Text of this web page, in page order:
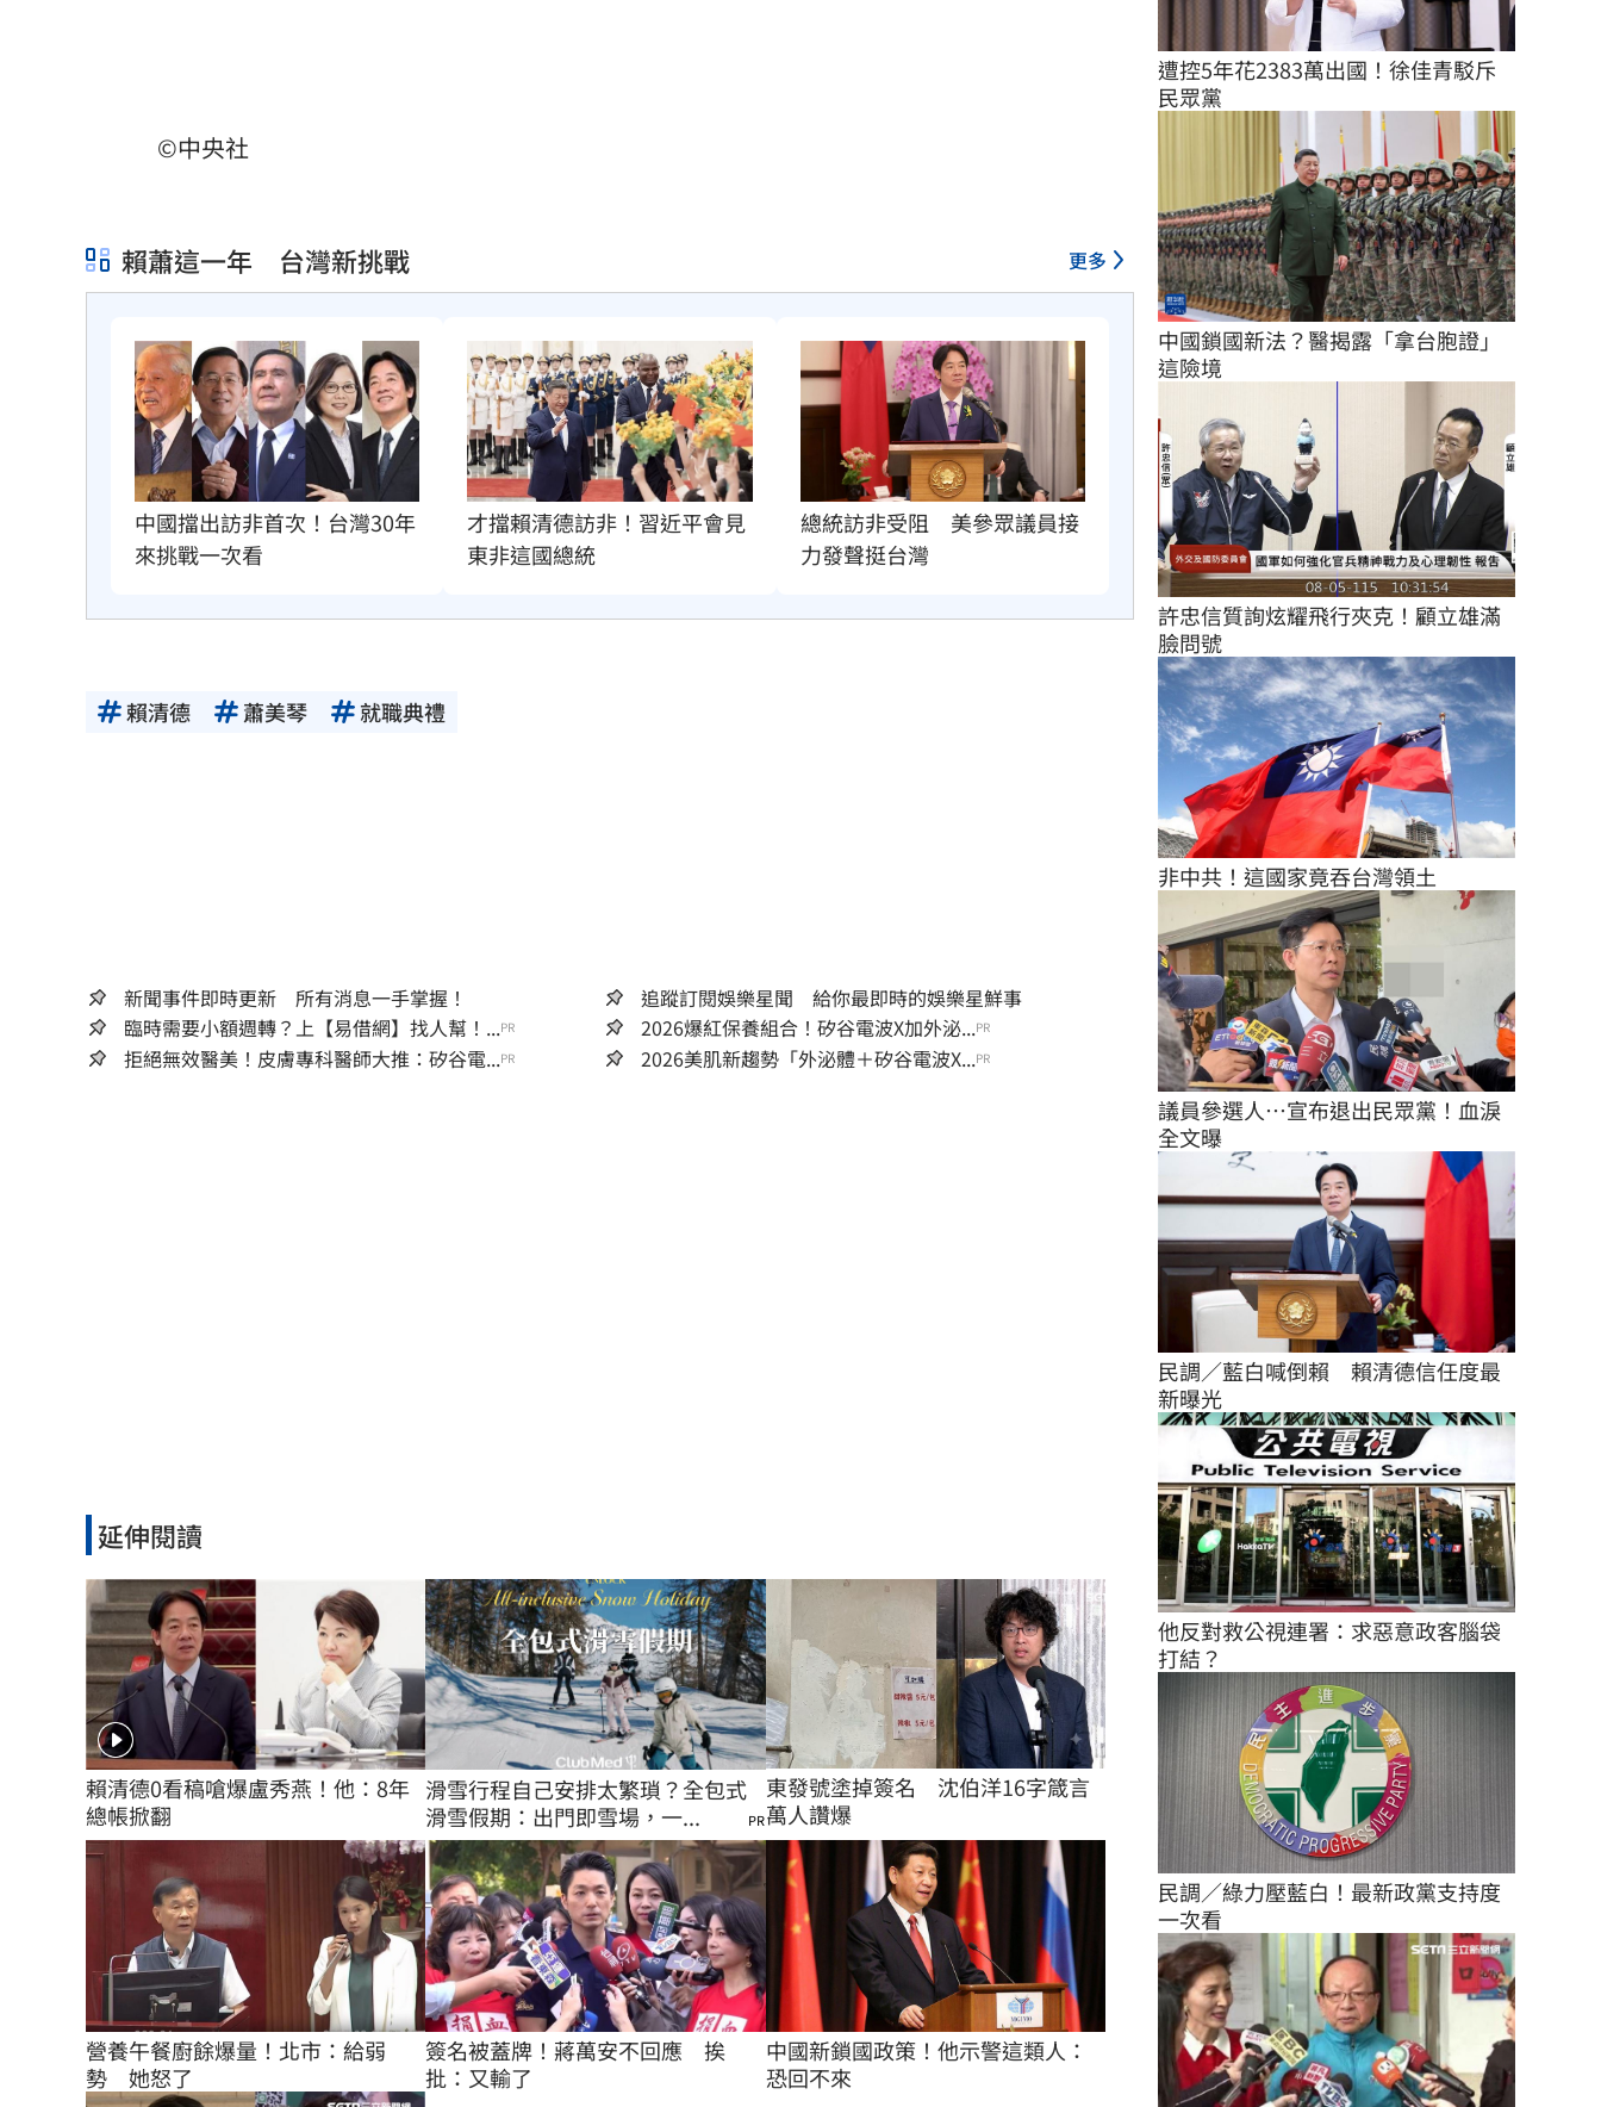
©中央社
賴蕭這一年 台灣新挑戰 更多
中國擋出訪非首次！台灣30年
來挑戰一次看
才擋賴清德訪非！習近平會見
東非這國總統
總統訪非受阻　美參眾議員接
力發聲挺台灣
賴清德 蕭美琴 就職典禮
新聞事件即時更新 所有消息一手掌握！
追蹤訂閱娛樂星聞 給你最即時的娛樂星鮮事
臨時需要小額週轉？上【易借網】找人幫！...PR 2026爆紅保養組合！矽谷電波X加外泌...PR
拒絕無效醫美！皮膚專科醫師大推：矽谷電...PR 2026美肌新趨勢「外泌體＋矽谷電波X...PR
延伸閱讀
賴清德0看稿嗆爆盧秀燕！他：8年
總帳掀翻
滑雪行程自己安排太繁瑣？全包式
滑雪假期：出門即雪場，一...
PR
東發號塗掉簽名　沈伯洋16字箴言
萬人讚爆
營養午餐廚餘爆量！北市：給弱
勢　她怒了
簽名被蓋牌！蔣萬安不回應　挨
批：又輸了
中國新鎖國政策！他示警這類人：
恐回不來
遭控5年花2383萬出國！徐佳青駁斥
民眾黨
中國鎖國新法？醫揭露「拿台胞證」
這險境
許忠信質詢炫耀飛行夾克！顧立雄滿
臉問號
非中共！這國家竟吞台灣領土
議員參選人…宣布退出民眾黨！血淚
全文曝
民調／藍白喊倒賴　賴清德信任度最
新曝光
他反對救公視連署：求惡意政客腦袋
打結？
民調／綠力壓藍白！最新政黨支持度
一次看